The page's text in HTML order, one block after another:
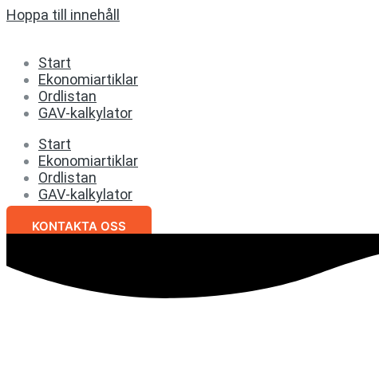
Hoppa till innehåll
Start
Ekonomiartiklar
Ordlistan
GAV-kalkylator
Start
Ekonomiartiklar
Ordlistan
GAV-kalkylator
KONTAKTA OSS